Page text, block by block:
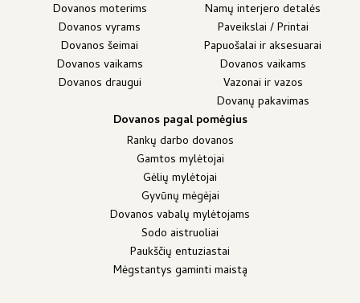
Dovanos moterims
Dovanos vyrams
Dovanos šeimai
Dovanos vaikams
Dovanos draugui
Namų interjero detalės
Paveikslai / Printai
Papuošalai ir aksesuarai
Dovanos vaikams
Vazonai ir vazos
Dovanų pakavimas
Dovanos pagal pomėgius
Rankų darbo dovanos
Gamtos mylėtojai
Gėlių mylėtojai
Gyvūnų mėgėjai
Dovanos vabalų mylėtojams
Sodo aistruoliai
Paukščių entuziastai
Mėgstantys gaminti maistą